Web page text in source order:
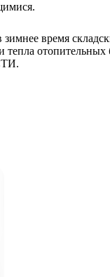
время
отопительных